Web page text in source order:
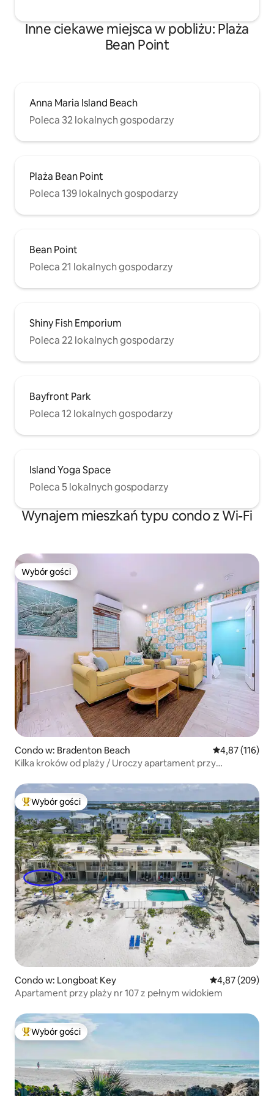
Inne ciekawe miejsca w pobliżu: Plaża
Bean Point
Anna Maria Island Beach
Poleca 32 lokalnych gospodarzy
Plaża Bean Point
Poleca 139 lokalnych gospodarzy
Bean Point
Poleca 21 lokalnych gospodarzy
Shiny Fish Emporium
Poleca 22 lokalnych gospodarzy
Bayfront Park
Poleca 12 lokalnych gospodarzy
Island Yoga Space
Poleca 5 lokalnych gospodarzy
Wynajem mieszkań typu condo z Wi-Fi
Wybór gości
Wybór gości
Condo w: Bradenton Beach Średnia
4,87 (116)
Kilka kroków od plaży / Uroczy apartament przy
Najpopularniejsze z kategorii Wybór gości
Wybór gości
Condo w: Longboat Key Średnia
4,87 (209)
Apartament przy plaży nr 107 z pełnym widokiem
Najpopularniejsze z kategorii Wybór gości
Wybór gości